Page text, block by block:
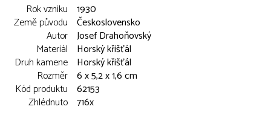
Rok vzniku 1930
Země původu Československo
Autor Josef Drahoňovský
Materiál
Horský křišťál
Druh kamene Horský křišťál
Rozměr 6 x 5,2 x 1,6 cm
Kód produktu 62153
Zhlédnuto 716x